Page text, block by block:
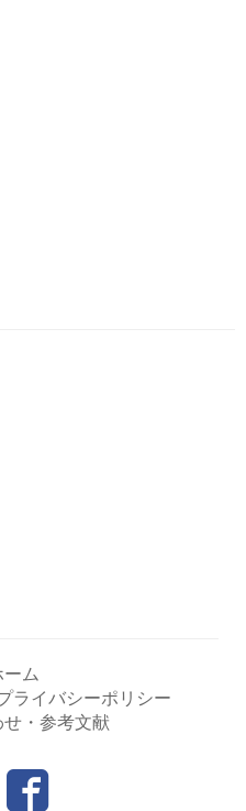
ム
ライバシーポリシー
・参考文献